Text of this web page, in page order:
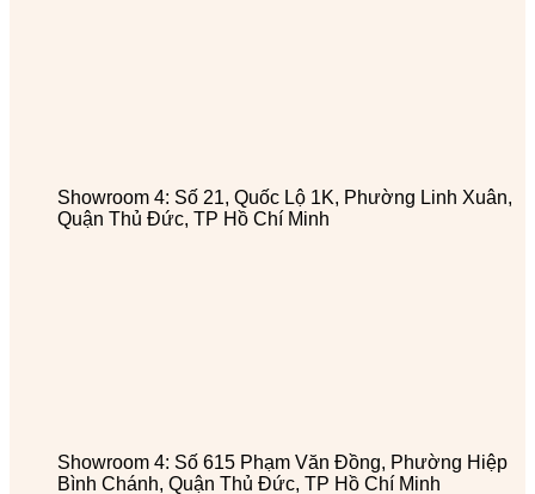
Showroom 4: Số 21, Quốc Lộ 1K, Phường Linh Xuân,
Quận Thủ Đức, TP Hồ Chí Minh
Showroom 4: Số 615 Phạm Văn Đồng, Phường Hiệp
Bình Chánh, Quận Thủ Đức, TP Hồ Chí Minh